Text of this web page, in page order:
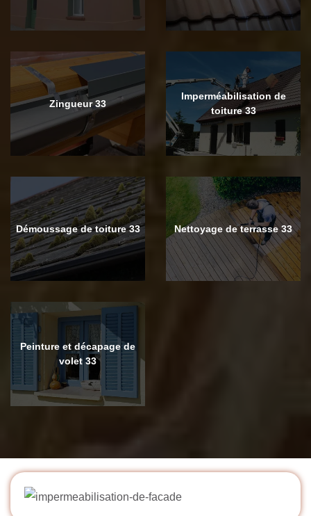
Zingueur 33
Imperméabilisation de
toiture 33
Démoussage de toiture 33 Nettoyage de terrasse 33
Peinture et décapage de
volet 33